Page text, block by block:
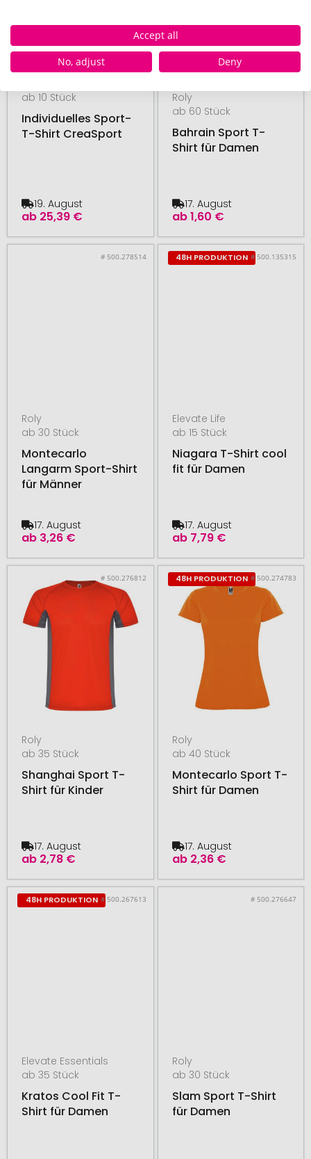
ab 10 Stück
Individuelles Sport-
T-Shirt CreaSport
ab 25,39 €
19. August
Roly
ab 60 Stück
Bahrain Sport T-
Shirt für Damen
ab1,60 €
17. August
# 500.278514
Roly
ab 30 Stück
Montecarlo
Langarm Sport-Shirt
für Männer
ab 3,26 €
17. August
48H PRODUKTION # 500.135315
Elevate Life
ab 15 Stück
Niagara T-Shirt cool
fit für Damen
ab 7,79 €
17. August
# 500.276812
Roly
ab 35 Stück
Shanghai Sport T-
Shirt für Kinder
ab 2,78 €
17. August
48H PRODUKTION # 500.274783
Roly
ab 40 Stück
Montecarlo Sport T-
Shirt für Damen
ab 2,36 €
17. August
48H PRODUKTION # 500.267613
Elevate Essentials
ab 35 Stück
Kratos Cool Fit T-
Shirt für Damen
# 500.276647
Roly
ab 30 Stück
Slam Sport T-Shirt
für Damen
Accept all
No, adjust
Deny